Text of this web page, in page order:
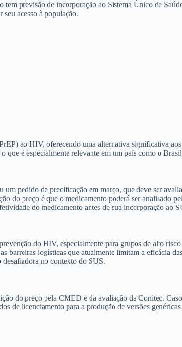
previsão de incorporação ao Sistema Único de
acesso à população.
ao HIV, oferecendo uma alternativa significativa
é especialmente relevante em um país como o
pedido de precificação em março, que deve ser
do preço é que o medicamento poderá ser analisado
do medicamento antes de sua incorporação ao
do HIV, especialmente para grupos de alto
barreiras logísticas que atualmente limitam a eficácia
desafiadora no contexto do SUS.
do preço pela CMED e da avaliação da Conitec.
de licenciamento para a produção de versões